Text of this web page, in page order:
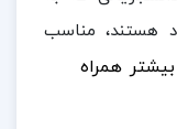
هستند، مناسب
بیشتر همراه